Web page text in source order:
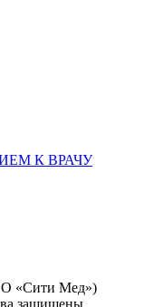
К ВРАЧУ
«Сити Мед»)